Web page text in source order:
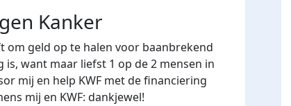
Kanker
om geld op te halen voor baanbrekend
want maar liefst 1 op de 2 mensen in
mij en help KWF met de financiering
mij en KWF: dankjewel!